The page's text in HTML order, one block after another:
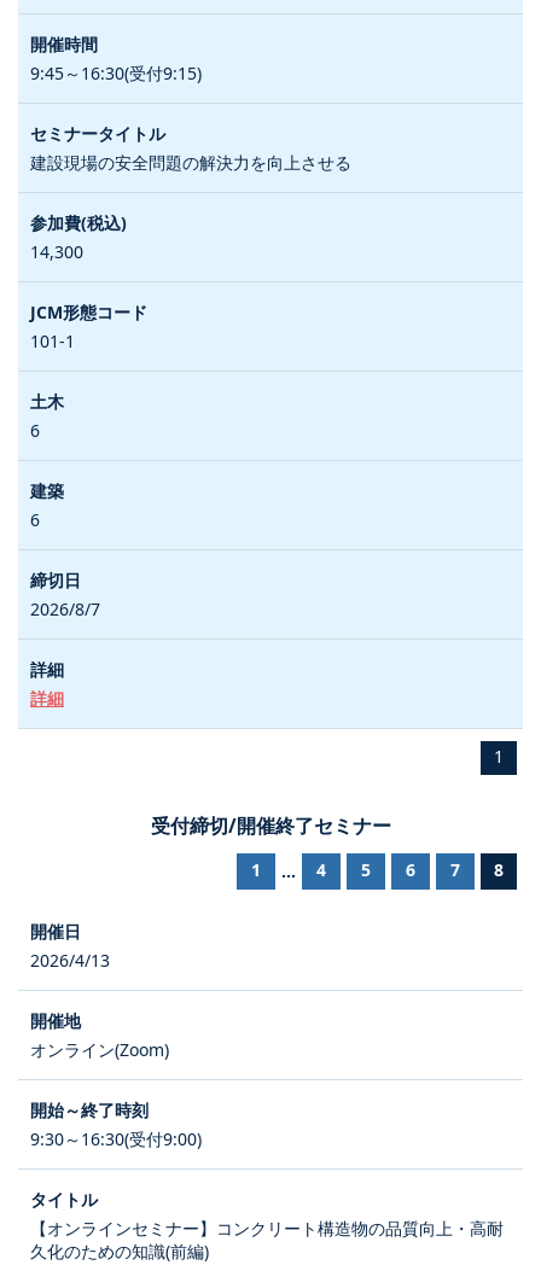
9:45～16:30(受付9:15)
建設現場の安全問題の解決力を向上させる
14,300
101-1
6
6
2026/8/7
詳細
1
受付締切/開催終了セミナー
1 ... 4 5 6 7 8
2026/4/13
オンライン(Zoom)
9:30～16:30(受付9:00)
【オンラインセミナー】コンクリート構造物の品質向上・高耐
久化のための知識(前編)